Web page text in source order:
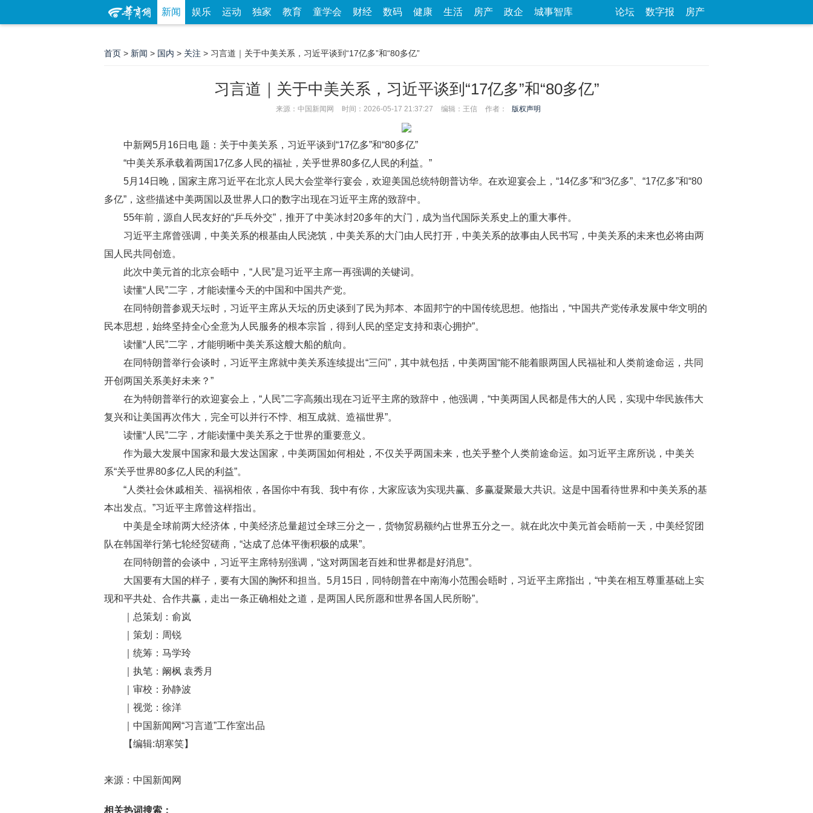
新闻 娱乐 运动 独家 教育 童学会 财经 数码 健康 生活 房产 政企 城事智库 论坛 数字报 房产
首页 > 新闻 > 国内 > 关注 > 习言道｜关于中美关系，习近平谈到“17亿多”和“80多亿”
习言道｜关于中美关系，习近平谈到“17亿多”和“80多亿”
来源：中国新闻网 时间：2026-05-17 21:37:27 编辑：王信 作者： 版权声明
中新网5月16日电 题：关于中美关系，习近平谈到“17亿多”和“80多亿”
“中美关系承载着两国17亿多人民的福祉，关乎世界80多亿人民的利益。”
5月14日晚，国家主席习近平在北京人民大会堂举行宴会，欢迎美国总统特朗普访华。在欢迎宴会上，“14亿多”和“3亿多”、“17亿多”和“80
多亿”，这些描述中美两国以及世界人口的数字出现在习近平主席的致辞中。
55年前，源自人民友好的“乒乓外交”，推开了中美冰封20多年的大门，成为当代国际关系史上的重大事件。
习近平主席曾强调，中美关系的根基由人民浇筑，中美关系的大门由人民打开，中美关系的故事由人民书写，中美关系的未来也必将由两
国人民共同创造。
此次中美元首的北京会晤中，“人民”是习近平主席一再强调的关键词。
读懂“人民”二字，才能读懂今天的中国和中国共产党。
在同特朗普参观天坛时，习近平主席从天坛的历史谈到了民为邦本、本固邦宁的中国传统思想。他指出，“中国共产党传承发展中华文明的
民本思想，始终坚持全心全意为人民服务的根本宗旨，得到人民的坚定支持和衷心拥护”。
读懂“人民”二字，才能明晰中美关系这艘大船的航向。
在同特朗普举行会谈时，习近平主席就中美关系连续提出“三问”，其中就包括，中美两国“能不能着眼两国人民福祉和人类前途命运，共同
开创两国关系美好未来？”
在为特朗普举行的欢迎宴会上，“人民”二字高频出现在习近平主席的致辞中，他强调，“中美两国人民都是伟大的人民，实现中华民族伟大
复兴和让美国再次伟大，完全可以并行不悖、相互成就、造福世界”。
读懂“人民”二字，才能读懂中美关系之于世界的重要意义。
作为最大发展中国家和最大发达国家，中美两国如何相处，不仅关乎两国未来，也关乎整个人类前途命运。如习近平主席所说，中美关
系“关乎世界80多亿人民的利益”。
“人类社会休戚相关、福祸相依，各国你中有我、我中有你，大家应该为实现共赢、多赢凝聚最大共识。这是中国看待世界和中美关系的基
本出发点。”习近平主席曾这样指出。
中美是全球前两大经济体，中美经济总量超过全球三分之一，货物贸易额约占世界五分之一。就在此次中美元首会晤前一天，中美经贸团
队在韩国举行第七轮经贸磋商，“达成了总体平衡积极的成果”。
在同特朗普的会谈中，习近平主席特别强调，“这对两国老百姓和世界都是好消息”。
大国要有大国的样子，要有大国的胸怀和担当。5月15日，同特朗普在中南海小范围会晤时，习近平主席指出，“中美在相互尊重基础上实
现和平共处、合作共赢，走出一条正确相处之道，是两国人民所愿和世界各国人民所盼”。
｜总策划：俞岚
｜策划：周锐
｜统筹：马学玲
｜执笔：阚枫 袁秀月
｜审校：孙静波
｜视觉：徐洋
｜中国新闻网“习言道”工作室出品
【编辑:胡寒笑】
来源：中国新闻网
相关热词搜索：